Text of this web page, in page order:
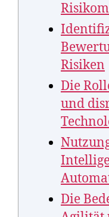
Risiken
Die
und
Die